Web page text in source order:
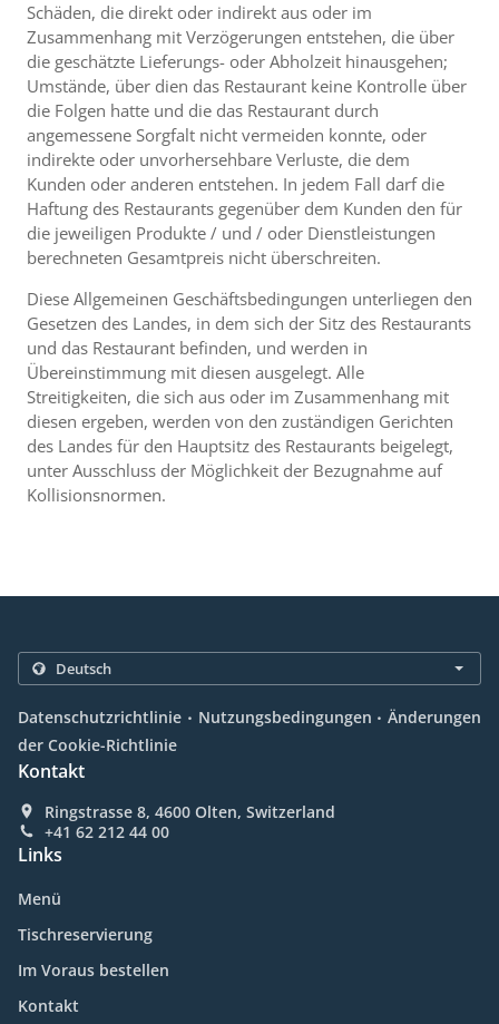
Schäden, die direkt oder indirekt aus oder im
Zusammenhang mit Verzögerungen entstehen, die über
die geschätzte Lieferungs- oder Abholzeit hinausgehen;
Umstände, über dien das Restaurant keine Kontrolle über
die Folgen hatte und die das Restaurant durch
angemessene Sorgfalt nicht vermeiden konnte, oder
indirekte oder unvorhersehbare Verluste, die dem
Kunden oder anderen entstehen. In jedem Fall darf die
Haftung des Restaurants gegenüber dem Kunden den für
die jeweiligen Produkte / und / oder Dienstleistungen
berechneten Gesamtpreis nicht überschreiten.
Diese Allgemeinen Geschäftsbedingungen unterliegen den
Gesetzen des Landes, in dem sich der Sitz des Restaurants
und das Restaurant befinden, und werden in
Übereinstimmung mit diesen ausgelegt. Alle
Streitigkeiten, die sich aus oder im Zusammenhang mit
diesen ergeben, werden von den zuständigen Gerichten
des Landes für den Hauptsitz des Restaurants beigelegt,
unter Ausschluss der Möglichkeit der Bezugnahme auf
Kollisionsnormen.
Datenschutzrichtlinie . Nutzungsbedingungen . Änderungen
der Cookie-Richtlinie
Kontakt
Ringstrasse 8, 4600 Olten, Switzerland
+41 62 212 44 00
Links
Menü
Tischreservierung
Im Voraus bestellen
Kontakt